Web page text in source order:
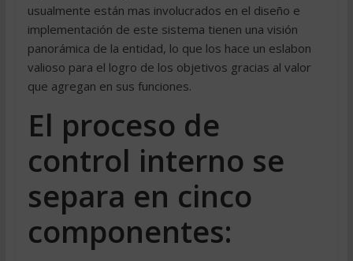
usualmente están mas involucrados en el diseño e
implementación de este sistema tienen una visión
panorámica de la entidad, lo que los hace un eslabon
valioso para el logro de los objetivos gracias al valor
que agregan en sus funciones.
El proceso de
control interno se
separa en cinco
componentes: